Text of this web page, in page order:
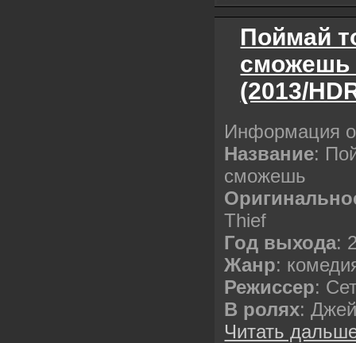
Поймай
сможешь
(2013/
Информация
Название:
сможешь
Thief
Год выхода:
Жанр:
Режиссер:
В ролях:
Читать